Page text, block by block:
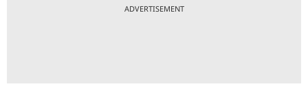
ADVERTISEMENT